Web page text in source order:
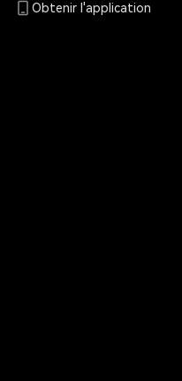
Obtenir l'application